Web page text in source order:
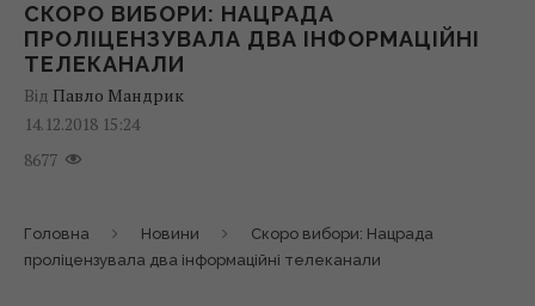
СКОРО ВИБОРИ: НАЦРАДА
ПРОЛІЦЕНЗУВАЛА ДВА ІНФОРМАЦІЙНІ
ТЕЛЕКАНАЛИ
Від Павло Мандрик
14.12.2018 15:24
8677
Головна Новини
Скоро вибори: Нацрада
проліцензувала два інформаційні телеканали